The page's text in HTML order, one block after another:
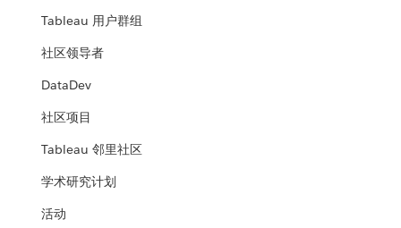
Tableau 用户群组
社区领导者
DataDev
社区项目
Tableau 邻里社区
学术研究计划
活动